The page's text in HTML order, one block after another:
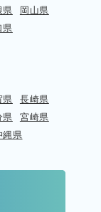
県
岡山県
県
県 長崎県
県 宮崎県
縄県